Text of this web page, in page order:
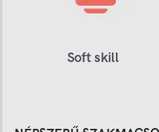
Soft skill